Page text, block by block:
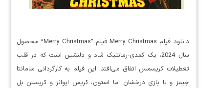
دانلود فیلم Merry Christmas فیلم “Merry Christmas” محصول
سال 2024، یک کمدی-رمانتیک شاد و دلنشین است که در قلب
تعطیلات کریسمس اتفاق می‌افتد. این فیلم به کارگردانی سامانتا
جیمز و با بازی درخشان اما استون، کریس ایوانز و کریستن بل